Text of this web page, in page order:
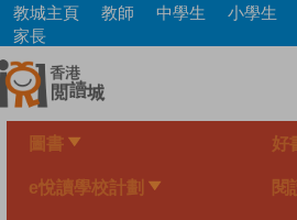
Skip
main
content
教城主頁 教師 中學生
小學生
家長
圖書 好
e悅讀學校計劃 閱